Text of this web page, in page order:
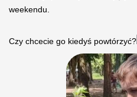
weekendu.
Czy chcecie go kiedyś powtórzyć?